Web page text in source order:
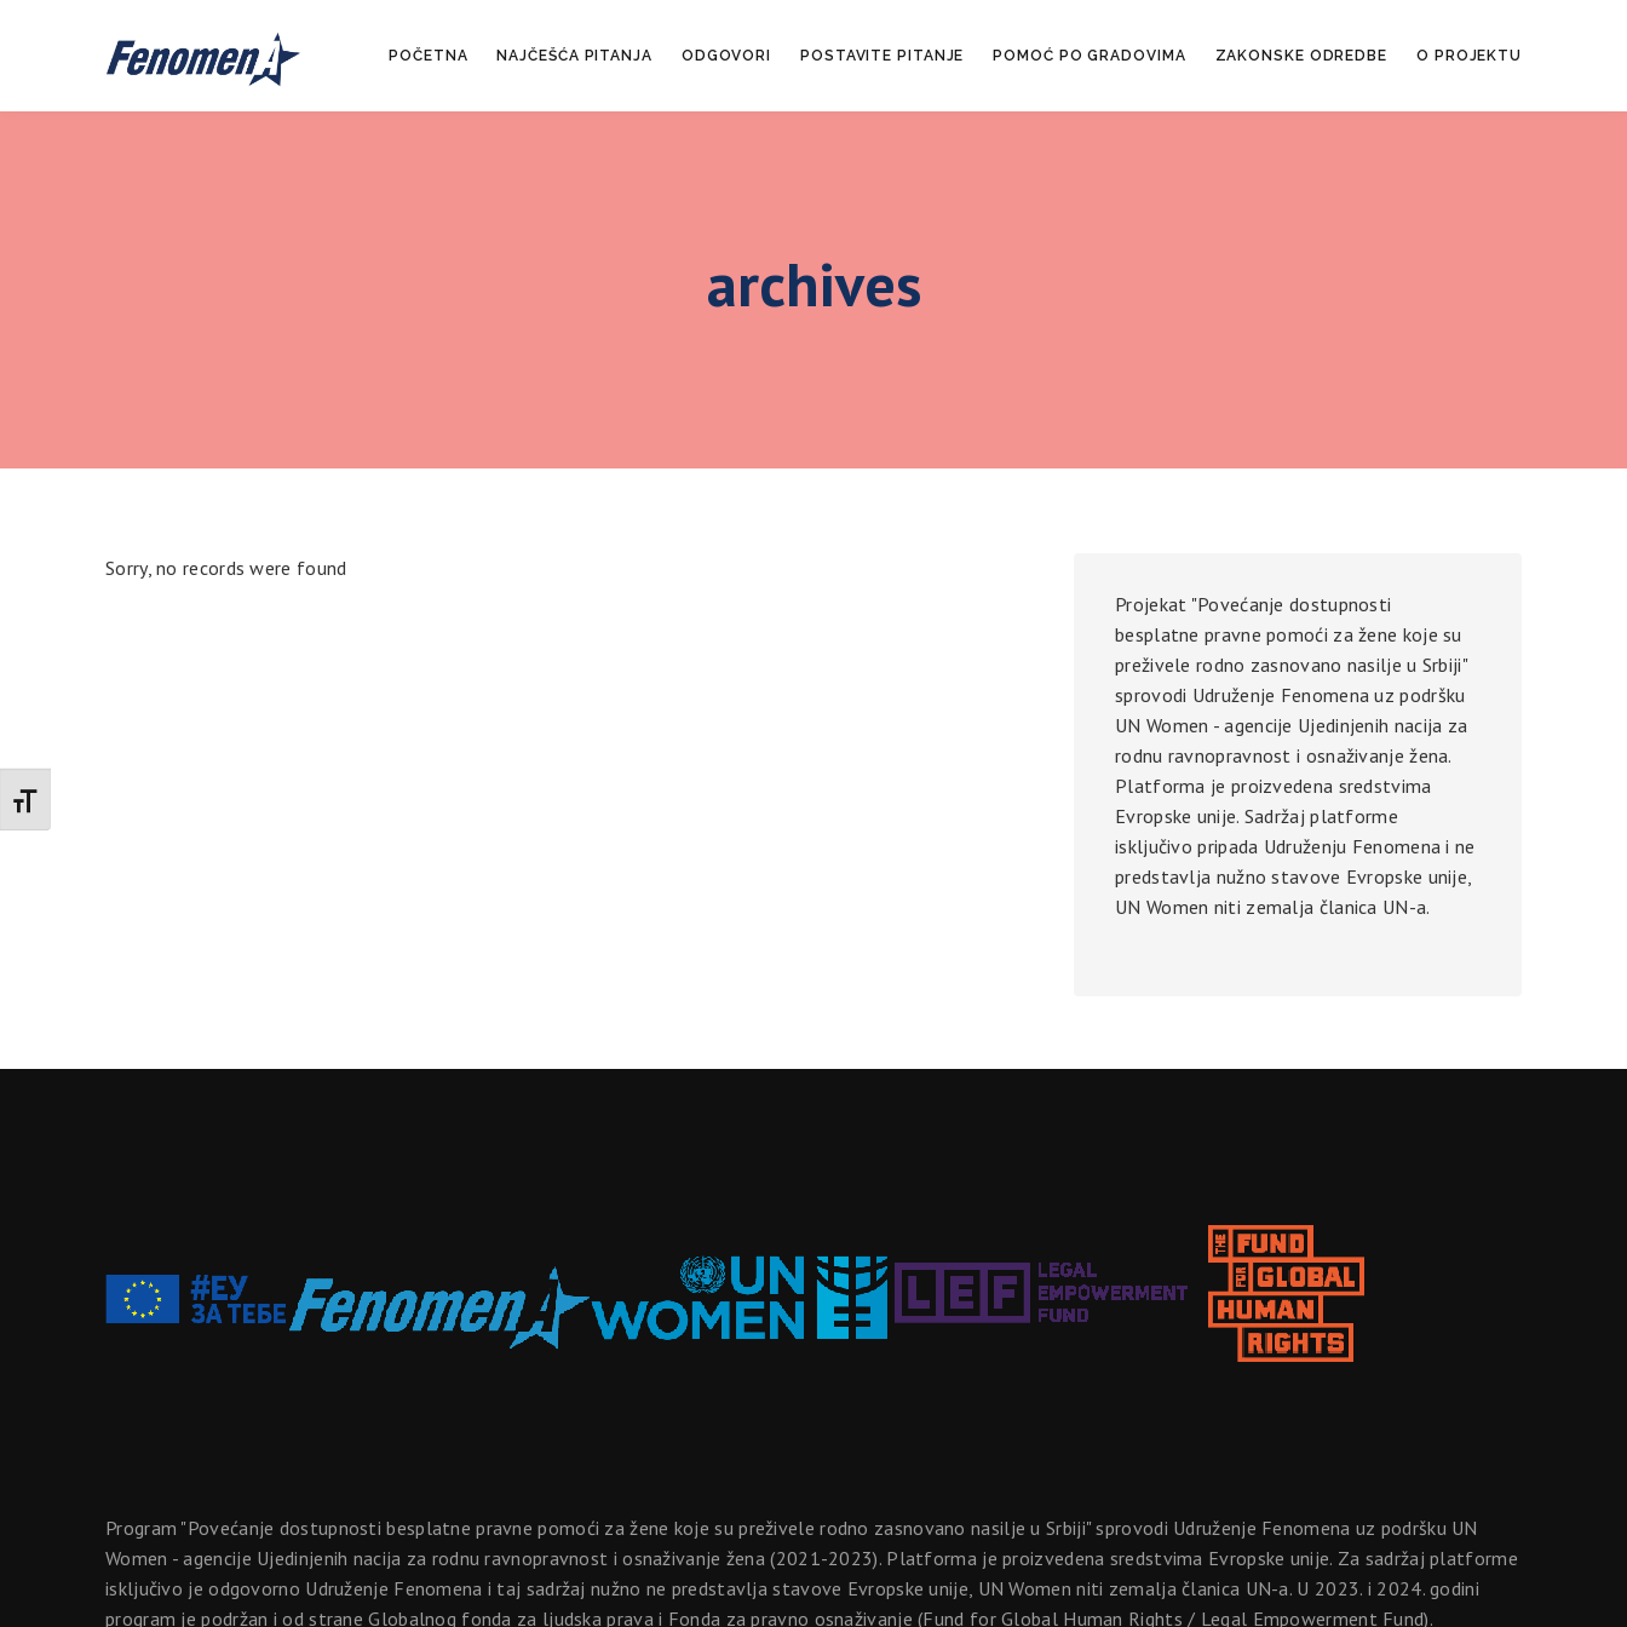
Promenite veličinu slova
POČETNA NAJČEŠĆA PITANJA ODGOVORI POSTAVITE PITANJE POMOĆ PO GRADOVIMA ZAKONSKE ODREDBE O PROJEKTU
archives
Sorry, no records were found
Projekat "Povećanje dostupnosti
besplatne pravne pomoći za žene koje su
preživele rodno zasnovano nasilje u Srbiji"
sprovodi Udruženje Fenomena uz podršku
UN Women - agencije Ujedinjenih nacija za
rodnu ravnopravnost i osnaživanje žena.
Platforma je proizvedena sredstvima
Evropske unije. Sadržaj platforme
isključivo pripada Udruženju Fenomena i ne
predstavlja nužno stavove Evropske unije,
UN Women niti zemalja članica UN-a.
Program "Povećanje dostupnosti besplatne pravne pomoći za žene koje su preživele rodno zasnovano nasilje u Srbiji" sprovodi Udruženje Fenomena uz podršku UN
Women - agencije Ujedinjenih nacija za rodnu ravnopravnost i osnaživanje žena (2021-2023). Platforma je proizvedena sredstvima Evropske unije. Za sadržaj platforme
isključivo je odgovorno Udruženje Fenomena i taj sadržaj nužno ne predstavlja stavove Evropske unije, UN Women niti zemalja članica UN-a. U 2023. i 2024. godini
program je podržan i od strane Globalnog fonda za ljudska prava i Fonda za pravno osnaživanje (Fund for Global Human Rights / Legal Empowerment Fund).